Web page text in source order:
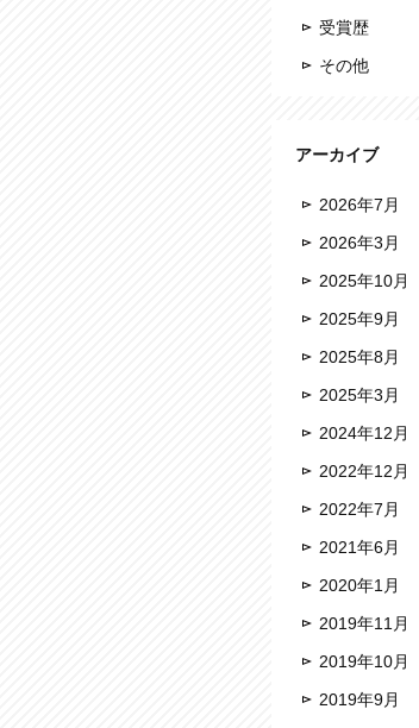
受賞歴
その他
アーカイブ
2026年7月
2026年3月
2025年10月
2025年9月
2025年8月
2025年3月
2024年12月
2022年12月
2022年7月
2021年6月
2020年1月
2019年11月
2019年10月
2019年9月